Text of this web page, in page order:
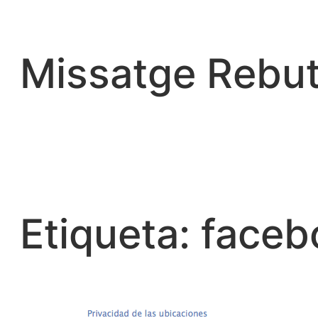
contingut
Missatge
Etiqueta: